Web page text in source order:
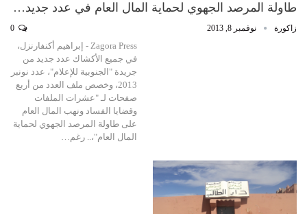
طاولة المرصد الجهوي لحماية المال العام في عدد جديد…
زاكورة نوفمبر 8, 2013
Zagora Press - إبراهيم أكنفارنزل،
في جميع الأكشاك عدد جديد من
جريدة "الجنوبية للإعلام"، عدد نونبر
2013، وخصص ملف العدد من أربع
صفحات لـ "عشرات الملفات
وقضايا الفساد ونهب المال العام
على طاولة المرصد الجهوي لحماية
المال العام"،.. رغم…